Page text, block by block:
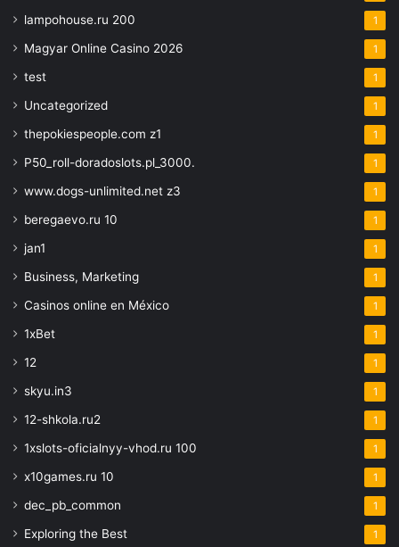
lampohouse.ru 200 1
Magyar Online Casino 2026 1
test 1
Uncategorized 1
thepokiespeople.com z1 1
P50_roll-doradoslots.pl_3000. 1
www.dogs-unlimited.net z3 1
beregaevo.ru 10 1
jan1 1
Business, Marketing 1
Casinos online en México 1
1xBet 1
12 1
skyu.in3 1
12-shkola.ru2 1
1xslots-oficialnyy-vhod.ru 100 1
x10games.ru 10 1
dec_pb_common 1
Exploring the Best 1